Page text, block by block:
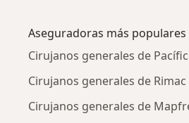
Aseguradoras más populares
Cirujanos generales de
Cirujanos generales de
Cirujanos generales de